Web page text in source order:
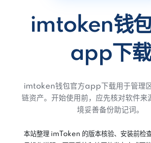
imtoken钱
app下载
imtoken钱包官方app下载用于管理
链资产。开始使用前，应先核对软件来
境妥善备份助记词。
本站整理 imToken 的版本核验、安装前检